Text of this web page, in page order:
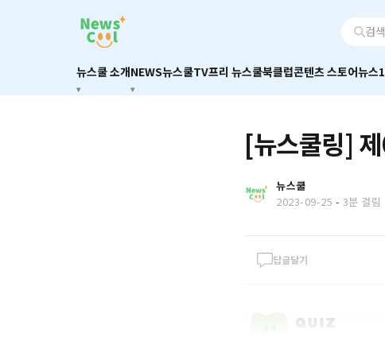
뉴스쿨 소개NEWS뉴스쿨TV프리 뉴스쿨북클럽콘텐츠 스토어뉴스
[뉴스쿨링]
뉴스쿨
2023-09-25 - 3분 걸림
답글달기